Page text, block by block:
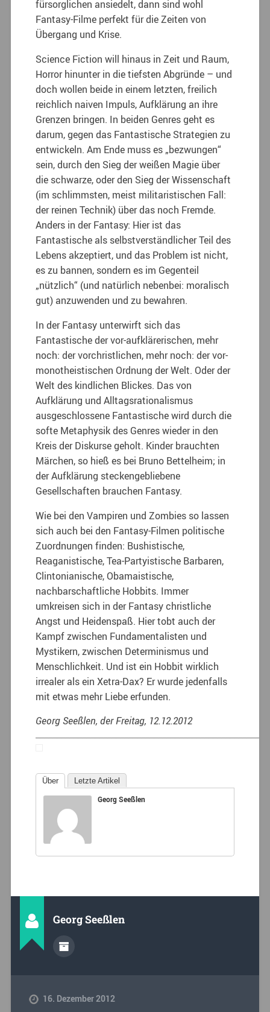
fürsorglichen ansiedelt, dann sind wohl
Fantasy-Filme perfekt für die Zeiten von
Übergang und Krise.
Science Fiction will hinaus in Zeit und Raum,
Horror hinunter in die tiefsten Abgründe – und
doch wollen beide in einem letzten, freilich
reichlich naiven Impuls, Aufklärung an ihre
Grenzen bringen. In beiden Genres geht es
darum, gegen das Fantastische Strategien zu
entwickeln. Am Ende muss es „bezwungen“
sein, durch den Sieg der weißen Magie über
die schwarze, oder den Sieg der Wissenschaft
(im schlimmsten, meist militaristischen Fall:
der reinen Technik) über das noch Fremde.
Anders in der Fantasy: Hier ist das
Fantastische als selbstverständlicher Teil des
Lebens akzeptiert, und das Problem ist nicht,
es zu bannen, sondern es im Gegenteil
„nützlich“ (und natürlich nebenbei: moralisch
gut) anzuwenden und zu bewahren.
In der Fantasy unterwirft sich das
Fantastische der vor-aufklärerischen, mehr
noch: der vorchristlichen, mehr noch: der vor-
monotheistischen Ordnung der Welt. Oder der
Welt des kindlichen Blickes. Das von
Aufklärung und Alltagsrationalismus
ausgeschlossene Fantastische wird durch die
softe Metaphysik des Genres wieder in den
Kreis der Diskurse geholt. Kinder brauchten
Märchen, so hieß es bei Bruno Bettelheim; in
der Aufklärung steckengebliebene
Gesellschaften brauchen Fantasy.
Wie bei den Vampiren und Zombies so lassen
sich auch bei den Fantasy-Filmen politische
Zuordnungen finden: Bushistische,
Reaganistische, Tea-Partyistische Barbaren,
Clintonianische, Obamaistische,
nachbarschaftliche Hobbits. Immer
umkreisen sich in der Fantasy christliche
Angst und Heidenspaß. Hier tobt auch der
Kampf zwischen Fundamentalisten und
Mystikern, zwischen Determinismus und
Menschlichkeit. Und ist ein Hobbit wirklich
irrealer als ein Xetra-Dax? Er wurde jedenfalls
mit etwas mehr Liebe erfunden.
Georg Seeßlen, der Freitag, 12.12.2012
Über Letzte Artikel
Georg Seeßlen
Georg Seeßlen
16. Dezember 2012